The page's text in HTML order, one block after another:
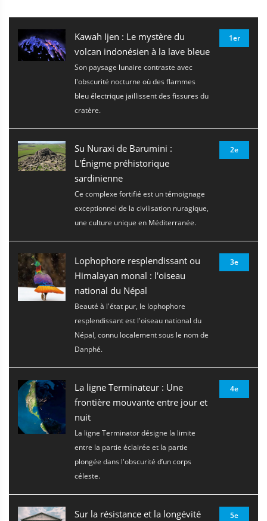
Kawah Ijen : Le mystère du
volcan indonésien à la lave bleue
Son paysage lunaire contraste avec
l'obscurité nocturne où des flammes
bleu électrique jaillissent des fissures du
cratère.
1er
Su Nuraxi de Barumini :
L'Énigme préhistorique
sardinienne
Ce complexe fortifié est un témoignage
exceptionnel de la civilisation nuragique,
une culture unique en Méditerranée.
2e
Lophophore resplendissant ou
Himalayan monal : l'oiseau
national du Népal
Beauté à l'état pur, le lophophore
resplendissant est l'oiseau national du
Népal, connu localement sous le nom de
Danphé.
3e
La ligne Terminateur : Une
frontière mouvante entre jour et
nuit
La ligne Terminator désigne la limite
entre la partie éclairée et la partie
plongée dans l'obscurité d’un corps
céleste.
4e
Sur la résistance et la longévité
5e